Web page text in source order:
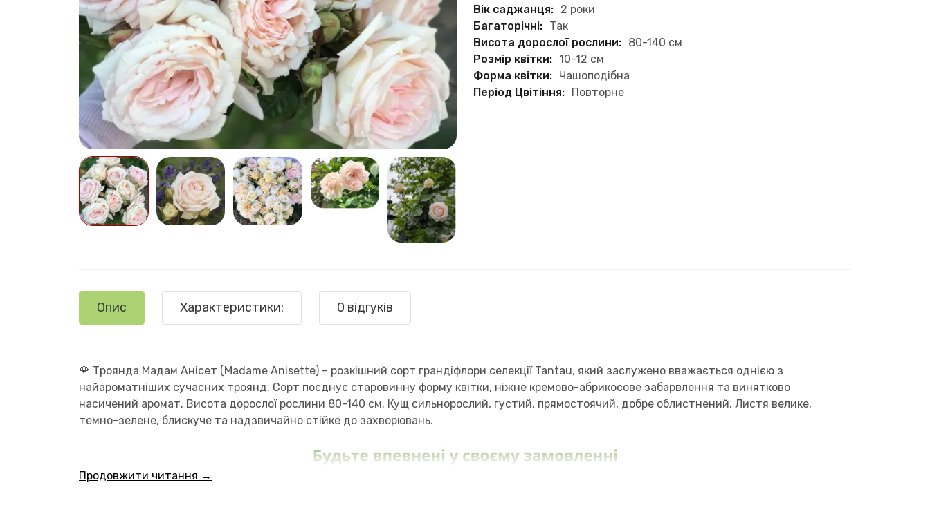
Вік саджанця: 2 роки
Багаторічні: Так
Висота дорослої рослини: 80-140 см
Розмір квітки: 10-12 см
Форма квітки: Чашоподібна
Період Цвітіння: Повторне
Опис Характеристики: 0 відгуків
🌹 Троянда Мадам Анісет (Madame Anisette) – розкішний сорт грандіфлори селекції Tantau, який заслужено вважається однією з
найароматніших сучасних троянд. Сорт поєднує старовинну форму квітки, ніжне кремово-абрикосове забарвлення та винятково
насичений аромат. Висота дорослої рослини 80-140 см. Кущ сильнорослий, густий, прямостоячий, добре облистнений. Листя велике,
темно-зелене, блискуче та надзвичайно стійке до захворювань.
Продовжити читання →